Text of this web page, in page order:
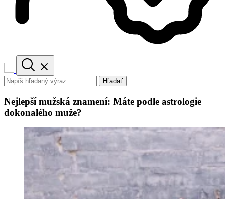
Hľadať
Nejlepší mužská znamení: Máte podle astrologie
dokonalého muže?